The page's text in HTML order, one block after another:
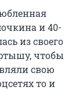
и 40-
из своего
чтобы
свою
то и